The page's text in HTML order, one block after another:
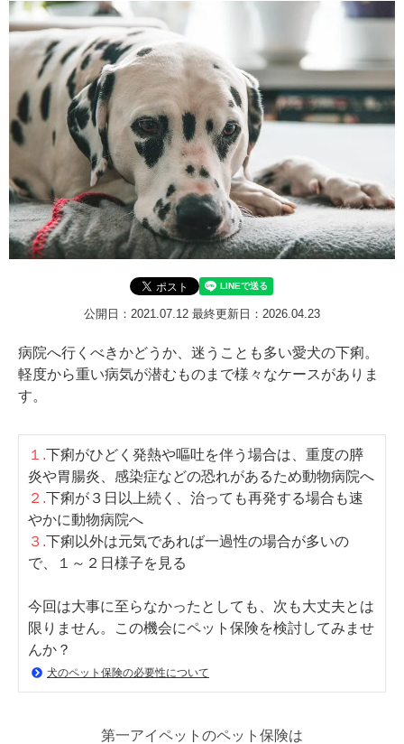
公開日：2021.07.12 最終更新日：2026.04.23
病院へ行くべきかどうか、迷うことも多い愛犬の下痢。
軽度から重い病気が潜むものまで様々なケースがありま
す。
１.下痢がひどく発熱や嘔吐を伴う場合は、重度の膵
炎や胃腸炎、感染症などの恐れがあるため動物病院へ
２.下痢が３日以上続く、治っても再発する場合も速
やかに動物病院へ
３.下痢以外は元気であれば一過性の場合が多いの
で、１～２日様子を見る
今回は大事に至らなかったとしても、次も大丈夫とは
限りません。この機会にペット保険を検討してみませ
んか？
犬のペット保険の必要性について
第一アイペットのペット保険は